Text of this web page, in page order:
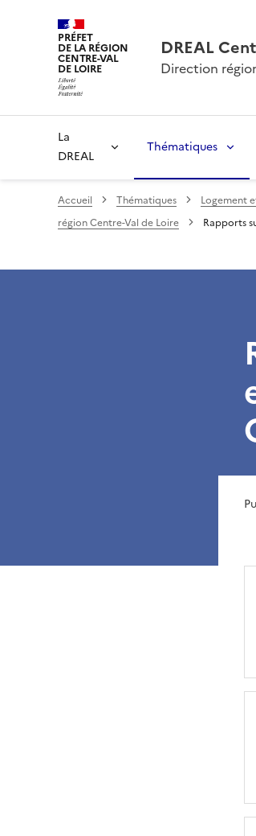
PRÉFET
DE LA RÉGION
CENTRE-VAL
DE LOIRE
DREAL
Direction
La
DREAL
Thématiques
Accueil Thématiques Logement
région Centre-Val de Loire
Rapports